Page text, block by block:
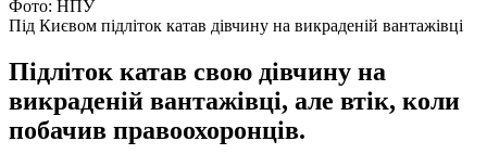
Фото: НПУ
Під Києвом підліток катав дівчину на викраденій вантажівці
Підліток катав свою дівчину на
викраденій вантажівці, але втік, коли
побачив правоохоронців.